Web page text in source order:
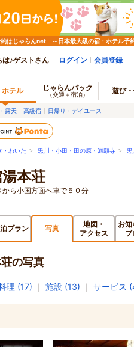
はじゃらんnet ～日本最大級の宿・ホテル予
は♪ゲストさん ログイン 会員登録
ホテル じゃらんパック
（交通＋宿泊） 遊び
露天 高級宿 日帰り・デイユース
・わいた > 黒川・小田・田の原・満願寺 >
本荘
ら小国方面へ車で５０分
プラン 写真
地図・
アクセス
お知
ブ
の写真
理 (17) ｜ 施設 (13) ｜ サービス